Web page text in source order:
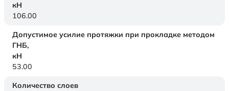
кН
106.00
Допустимое усилие протяжки при прокладке методом
ГНБ,
кН
53.00
Количество слоев